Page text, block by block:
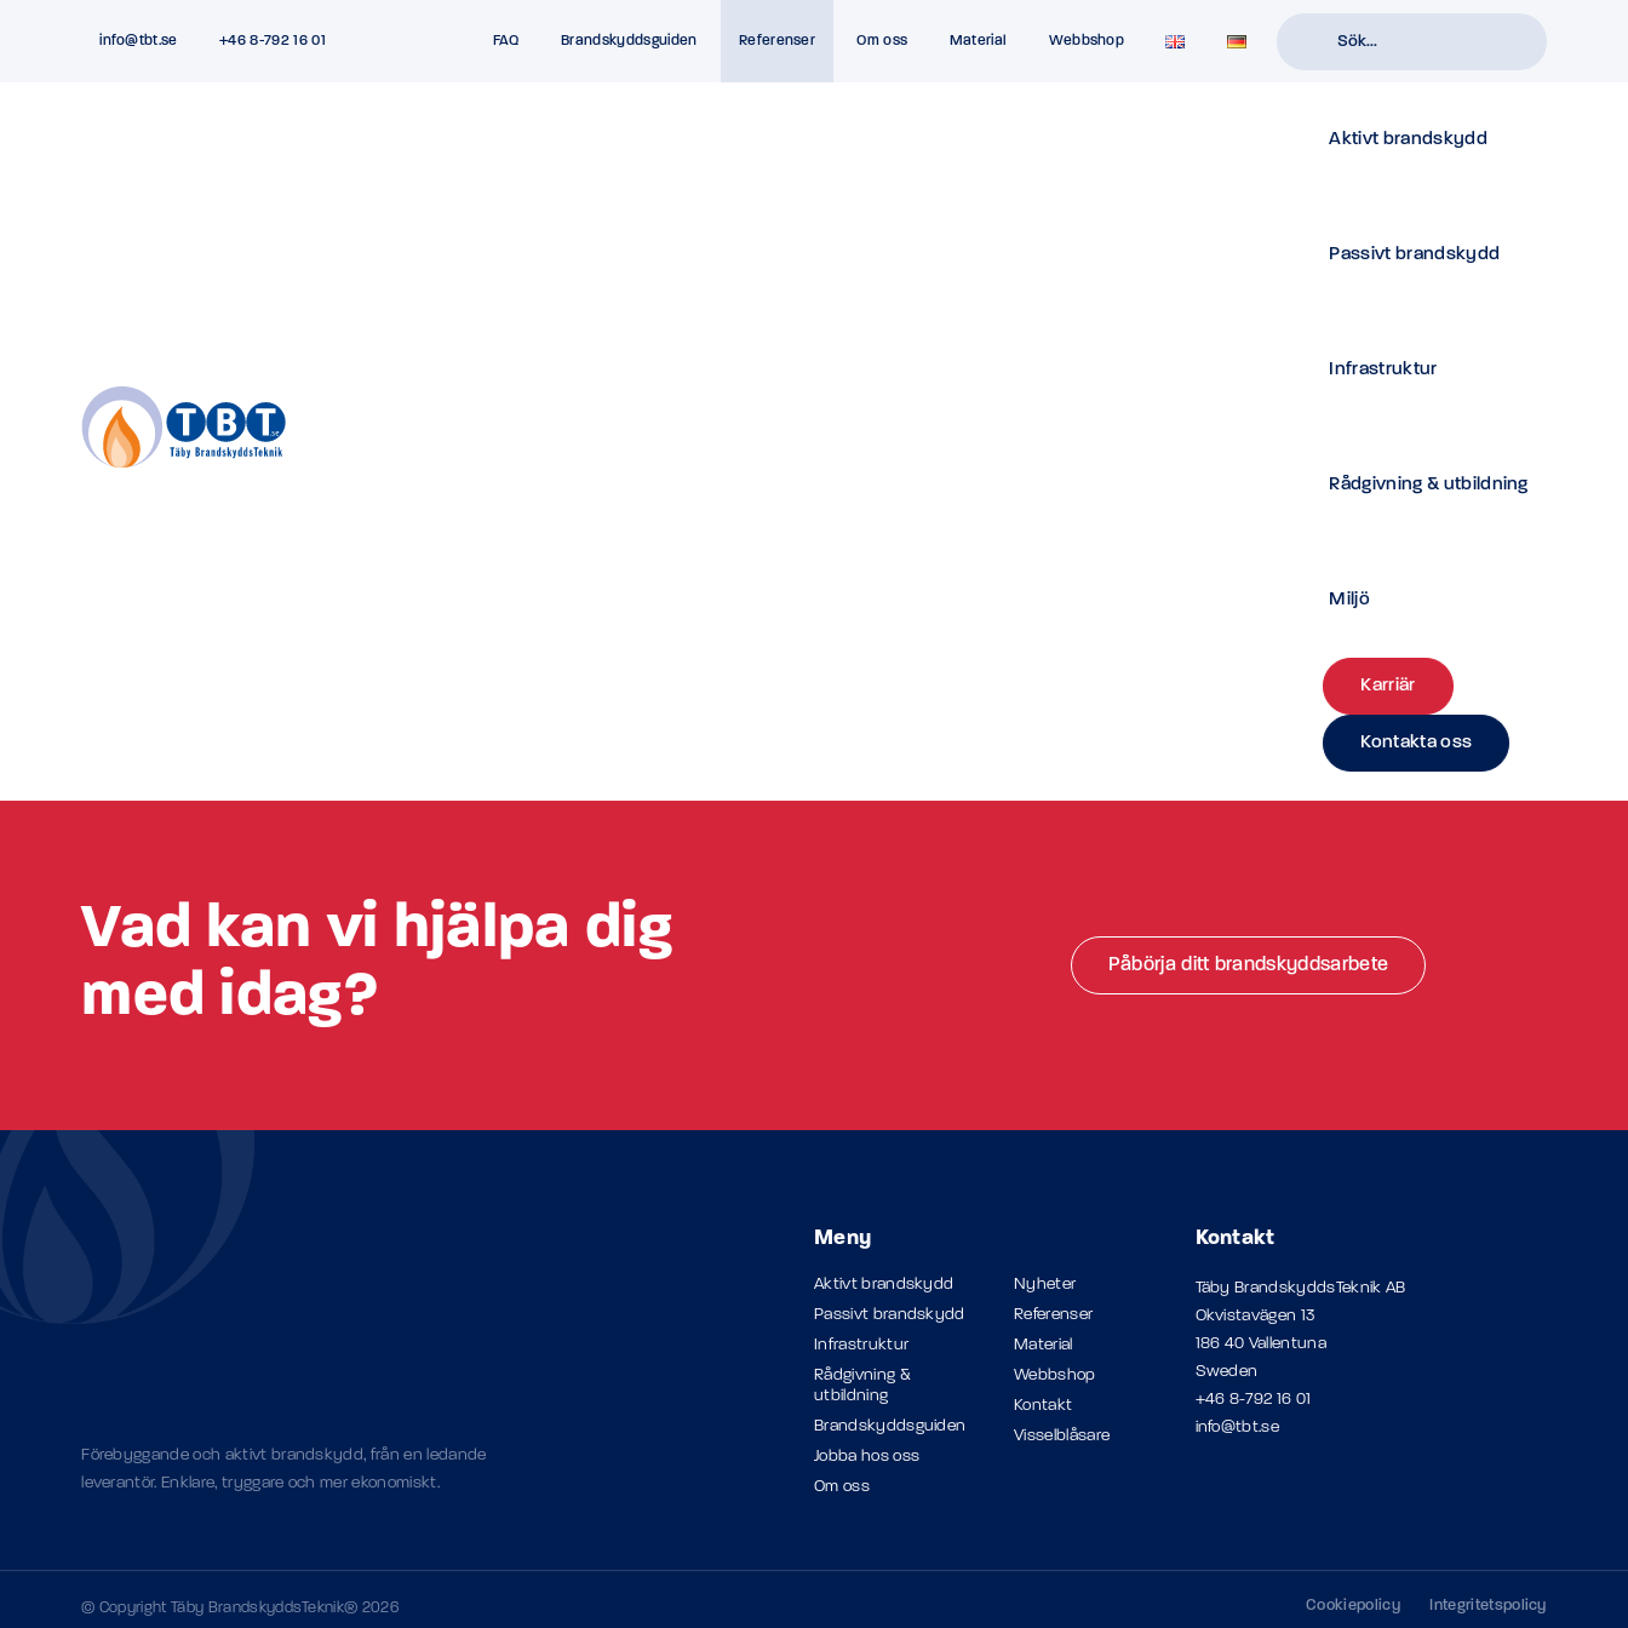
info@tbt.se +46 8-792 16 01 FAQ Brandskyddsguiden Referenser Om oss Material Webbshop
Aktivt brandskydd
Passivt brandskydd
Infrastruktur
Rådgivning & utbildning
Miljö
Karriär
Kontakta oss
5 APRIL 2018 | REFERENSER
Vad kan vi hjälpa dig
med idag?
Påbörja ditt brandskyddsarbete
Förebyggande och aktivt brandskydd, från en ledande
leverantör. Enklare, tryggare och mer ekonomiskt.
Meny
Aktivt brandskydd
Passivt brandskydd
Infrastruktur
Rådgivning &
utbildning
Brandskyddsguiden
Jobba hos oss
Om oss
Nyheter
Referenser
Material
Webbshop
Kontakt
Visselblåsare
Kontakt
Täby BrandskyddsTeknik AB
Okvistavägen 13
186 40 Vallentuna
Sweden
+46 8-792 16 01
info@tbt.se
© Copyright Täby BrandskyddsTeknik® 2026 Cookiepolicy Integritetspolicy